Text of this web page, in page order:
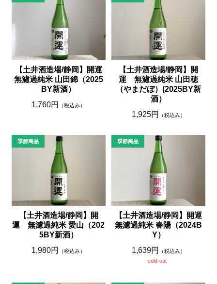
【土井酒造場/静岡】開運
無濾過純米 山田錦（2025
BY新酒）
1,760円
（税込み）
【土井酒造場/静岡】開
運 無濾過純米 山田穂
（やまだぼ）(2025BY新
酒）
1,925円
（税込み）
【土井酒造場/静岡】開
運 無濾過純米 愛山（202
5BY新酒）
1,980円
（税込み）
【土井酒造場/静岡】開運
無濾過純米 春陽（2024B
Y）
1,639円
（税込み）
sold-out